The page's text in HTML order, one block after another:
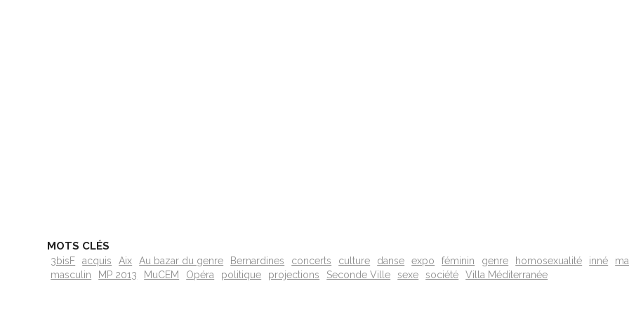
MOTS CLÉS
3bisF acquis Aix Au bazar du genre Bernardines concerts culture danse expo féminin genre homosexualité inné
masculin
MP 2013 MuCEM Opéra politique projections Seconde Ville sexe société Villa Méditerranée